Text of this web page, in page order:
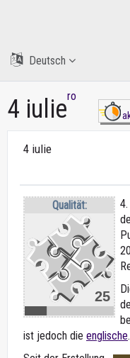
Deutsch
4 iuliero
4 iulie
Qualität:
25
ist jedoch die englische.